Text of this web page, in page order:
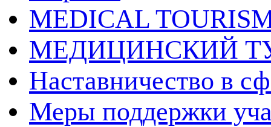
MEDICAL
МЕДИЦИНСКИЙ
Наставничество в
Меры поддержки